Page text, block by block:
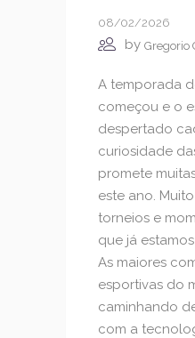
08/02/2026
by Gregorio
A temporada
começou e o
despertado
curiosidade
promete
este ano.
torneios e
que já
As maiores
esportivas do
caminhando
com a